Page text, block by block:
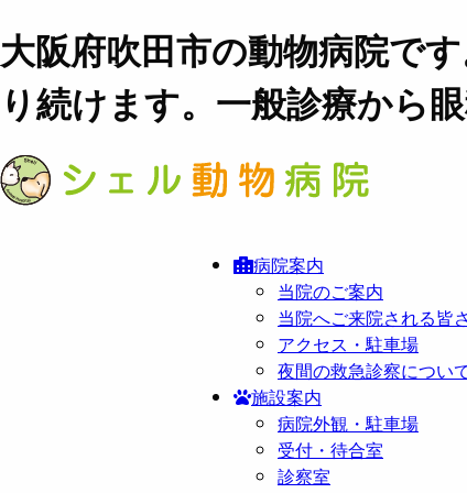
大阪府吹田市の動物病院で
り続けます。一般診療から
病院案内
当院のご案内
当院へご来院される皆
アクセス・駐車場
夜間の救急診察につい
施設案内
病院外観・駐車場
受付・待合室
診察室